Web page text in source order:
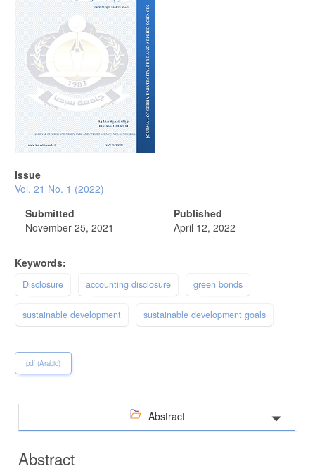
Issue
Vol. 21 No. 1 (2022)
Submitted
November 25, 2021
Published
April 12, 2022
Keywords:
Disclosure accounting disclosure green bonds
sustainable development sustainable development goals
pdf (Arabic)
Abstract
Abstract